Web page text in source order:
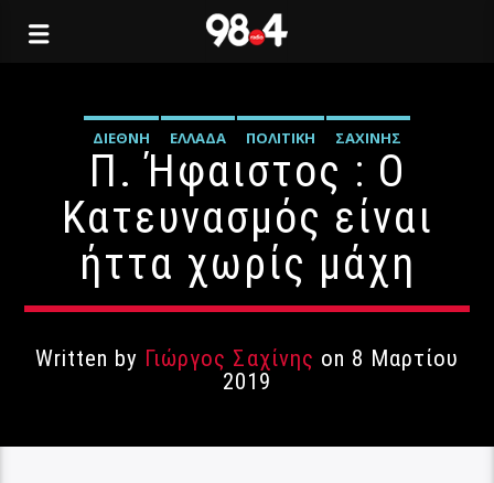
ΔΙΕΘΝΉ ΕΛΛΆΔΑ ΠΟΛΙΤΙΚΉ ΣΑΧΊΝΗΣ
Π. Ήφαιστος : Ο
Κατευνασμός είναι
ήττα χωρίς μάχη
Written by Γιώργος Σαχίνης on 8 Μαρτίου
2019